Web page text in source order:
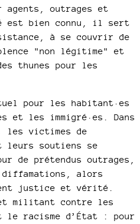
agents, outrages et
est bien connu, il sert
à se couvrir de
"non légitime" et
thunes pour les
pour les habitant·es
et les immigré·es. Dans
les victimes de
leurs soutiens se
de prétendus outrages,
alors
justice et vérité.
et militant contre les
racisme d’État : pour